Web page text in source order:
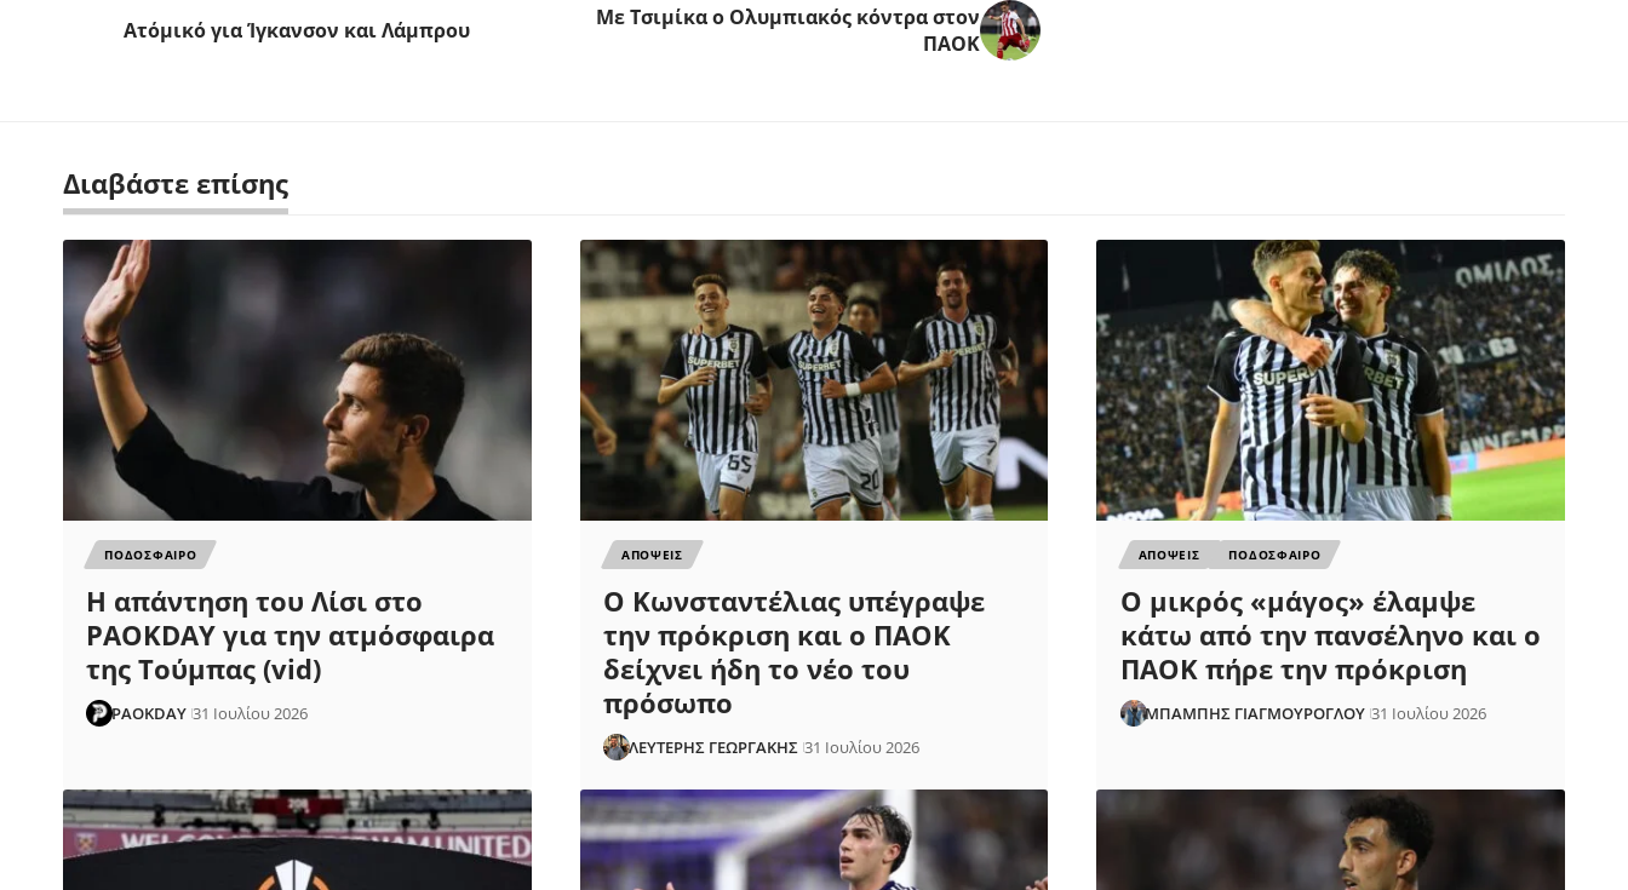
Ατόμικό για Ίγκανσον και Λάμπρου
Με Τσιμίκα ο Ολυμπιακός κόντρα στον
ΠΑΟΚ
Διαβάστε επίσης
ΠΟΔΟΣΦΑΙΡΟ
Η απάντηση του Λίσι στο
PAOKDAY για την ατμόσφαιρα
της Τούμπας (vid)
PAOKDAY 31 Ιουλίου 2026
ΑΠΟΨΕΙΣ
Ο Κωνσταντέλιας υπέγραψε
την πρόκριση και ο ΠΑΟΚ
δείχνει ήδη το νέο του
πρόσωπο
ΛΕΥΤΕΡΗΣ ΓΕΩΡΓΑΚΗΣ 31 Ιουλίου 2026
ΑΠΟΨΕΙΣ ΠΟΔΟΣΦΑΙΡΟ
Ο μικρός «μάγος» έλαμψε
κάτω από την πανσέληνο και ο
ΠΑΟΚ πήρε την πρόκριση
ΜΠΑΜΠΗΣ ΓΙΑΓΜΟΥΡΟΓΛΟΥ 31 Ιουλίου 2026